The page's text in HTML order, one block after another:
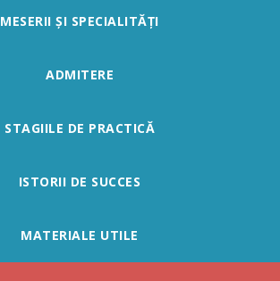
MESERII ȘI SPECIALITĂȚI
ADMITERE
STAGIILE DE PRACTICĂ
ISTORII DE SUCCES
MATERIALE UTILE